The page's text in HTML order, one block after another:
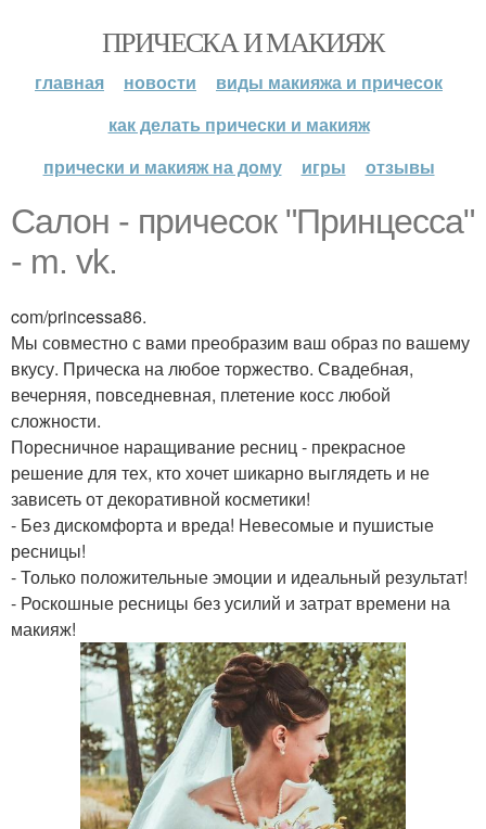
ПРИЧЕСКА И МАКИЯЖ
главная новости
виды макияжа и причесок
как делать прически и макияж
прически и макияж на дому
игры отзывы
Салон - причесок "Принцесса"
- m. vk.
com/princessa86.
Мы совместно с вами преобразим ваш образ по вашему
вкусу. Прическа на любое торжество. Свадебная,
вечерняя, повседневная, плетение косс любой
сложности.
Поресничное наращивание ресниц - прекрасное
решение для тех, кто хочет шикарно выглядеть и не
зависеть от декоративной косметики!
- Без дискомфорта и вреда! Невесомые и пушистые
ресницы!
- Только положительные эмоции и идеальный результат!
- Роскошные ресницы без усилий и затрат времени на
макияж!